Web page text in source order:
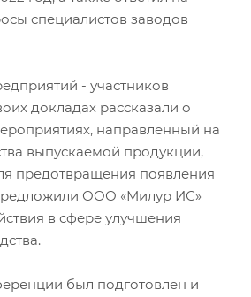
специалистов заводов
- участников
докладах рассказали о
направленный на
выпускаемой продукции,
предотвращения появления
ООО «Милур ИС»
в сфере улучшения
был подготовлен и